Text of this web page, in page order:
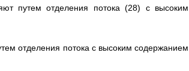
путем отделения потока (28) с высоким
отделения потока с высоким содержанием